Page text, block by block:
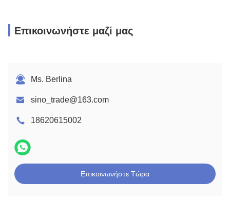
Επικοινωνήστε μαζί μας
Ms. Berlina
sino_trade@163.com
18620615002
Επικοινωνήστε Τώρα